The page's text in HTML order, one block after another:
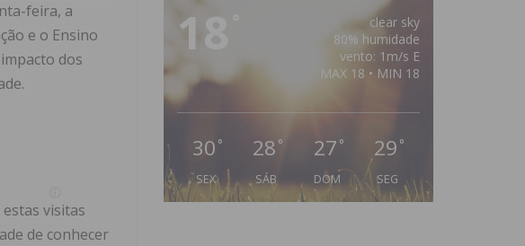
feira, a
e o Ensino
dos
visitas
de conhecer
18
clear sky
80% humidade
vento: 1m/s E
MAX 18 • MIN 18
30 °
SEX
28 °
SÁB
27 °
DOM
29 °
SEG